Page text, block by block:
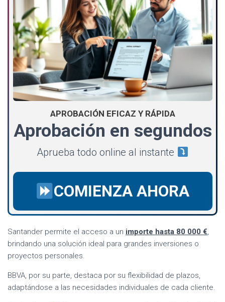
APROBACIÓN EFICAZ Y RÁPIDA
Aprobación en segundos
Aprueba todo online al instante
COMIENZA AHORA
Santander permite el acceso a un importe hasta 80 000 €,
brindando una solución ideal para grandes inversiones o
proyectos personales.
BBVA, por su parte, destaca por su flexibilidad de plazos,
adaptándose a las necesidades individuales de cada cliente.